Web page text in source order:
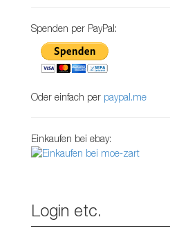
Spenden per PayPal:
Oder einfach per paypal.me
Einkaufen bei ebay:
Login etc.